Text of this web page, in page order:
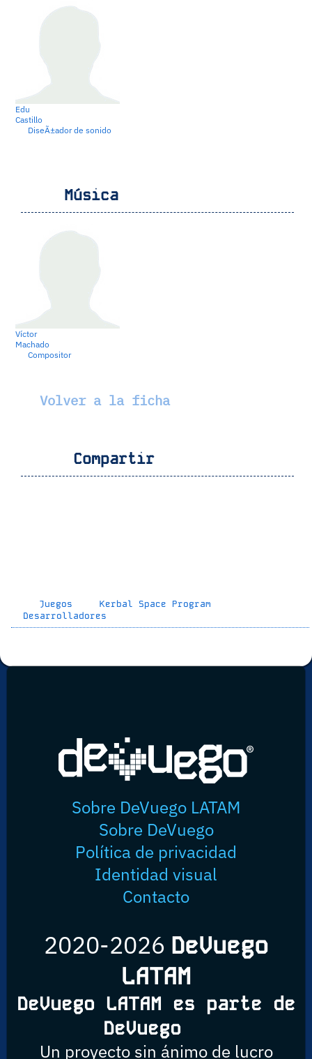
Edu
Castillo
DiseÃ±ador de sonido
Música
Víctor
Machado
Compositor
Volver a la ficha
Compartir
Juegos
Kerbal Space Program
Desarrolladores
Sobre DeVuego LATAM
Sobre DeVuego
Política de privacidad
Identidad visual
Contacto
2020-2026 DeVuego
LATAM
DeVuego LATAM es parte de
DeVuego
Un proyecto sin ánimo de lucro